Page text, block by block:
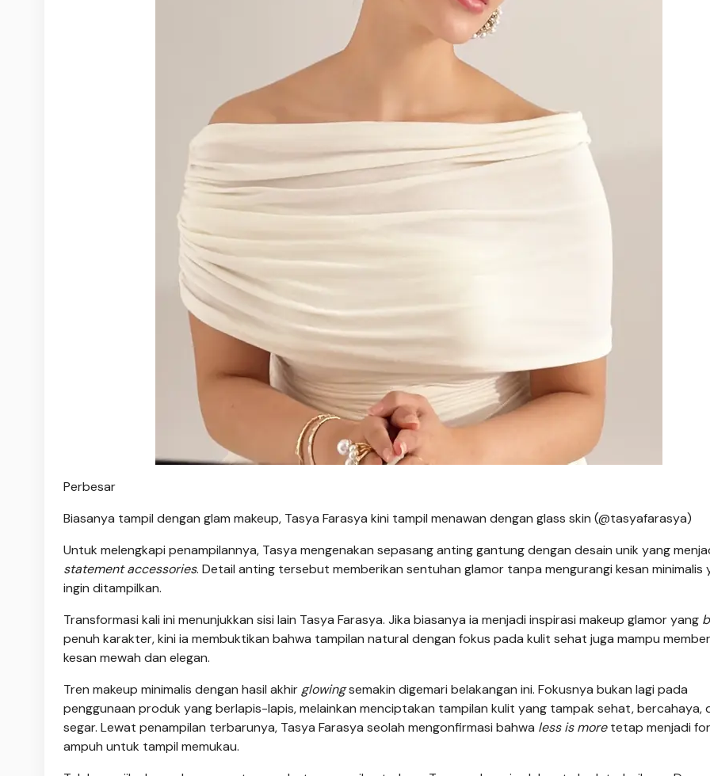
Perbesar
Biasanya tampil dengan glam makeup, Tasya Farasya kini tampil menawan dengan glass skin (@tasyafarasya)
Untuk melengkapi penampilannya, Tasya mengenakan sepasang anting gantung dengan desain unik yang
statement accessories. Detail anting tersebut memberikan sentuhan glamor tanpa mengurangi kesan minimalis
ingin ditampilkan.
Transformasi kali ini menunjukkan sisi lain Tasya Farasya. Jika biasanya ia menjadi inspirasi makeup glamor yang
penuh karakter, kini ia membuktikan bahwa tampilan natural dengan fokus pada kulit sehat juga mampu
kesan mewah dan elegan.
Tren makeup minimalis dengan hasil akhir glowingsemakin digemari belakangan ini. Fokusnya bukan lagi pada
penggunaan produk yang berlapis-lapis, melainkan menciptakan tampilan kulit yang tampak sehat, bercahaya,
segar. Lewat penampilan terbarunya, Tasya Farasya seolah mengonfirmasi bahwa less is moretetap menjadi
ampuh untuk tampil memukau.